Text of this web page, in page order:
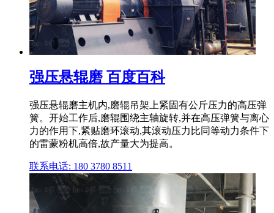
强压悬辊磨 百度百科
强压悬辊磨主机内,磨辊吊架上紧固有公斤压力的高压弹
簧。开始工作后,磨辊围绕主轴旋转,并在高压弹簧与离心
力的作用下,紧贴磨环滚动,其滚动压力比同等动力条件下
的雷蒙粉机高倍,故产量大为提高。
联系电话: 180 3780 8511